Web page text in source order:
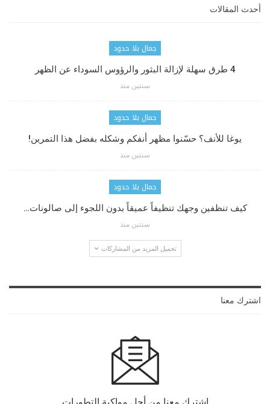
أحدث المقالات
جمال بلا حدود
4 طرق سهلة لإزالة البثور والرؤوس السوداء عن الظهر
سنتين منذ
جمال بلا حدود
يوغا للأنف؟ حسّنوا مظهر أنفكم وشكله بفضل هذا التمرين!
سنتين منذ
جمال بلا حدود
كيف تنظفين وجهك تنظيفاً عميقاً بدون اللجوء إلى صالونات…
سنتين منذ
تحميل المزيد من المشاركات
اشترك معنا
اشترك معنا من أجل مواكبة التطورات